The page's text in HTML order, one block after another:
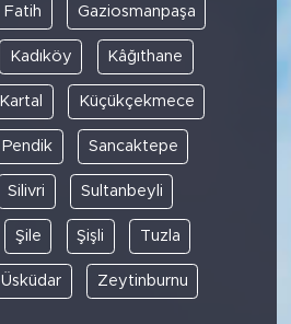
Fatih Gaziosmanpaşa
Kadıköy Kâğıthane
Kartal Küçükçekmece
Pendik Sancaktepe
Silivri Sultanbeyli
Şile Şişli Tuzla
Üsküdar Zeytinburnu